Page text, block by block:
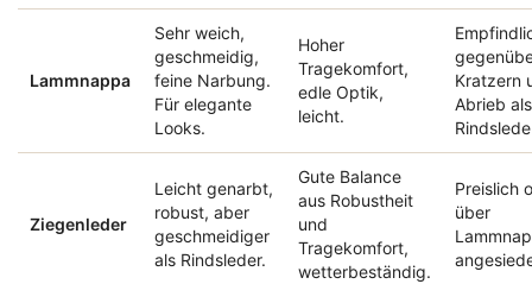
Lammnappa
Sehr weich,
geschmeidig,
feine Narbung.
Für elegante
Looks.
Hoher
Tragekomfort,
edle Optik,
leicht.
Kratzern
Abrieb als
Ziegenleder
Leicht genarbt,
robust, aber
geschmeidiger
als Rindsleder.
Gute Balance
aus Robustheit
und
Tragekomfort,
wetterbeständig.
Preislich
über